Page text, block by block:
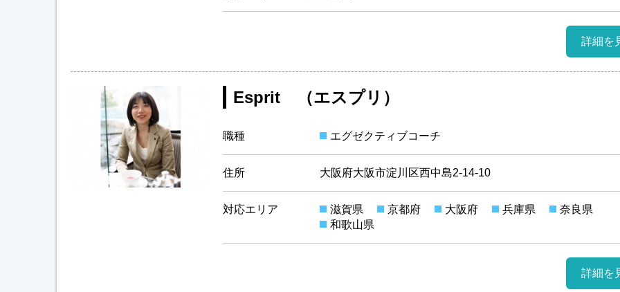
詳細を
Esprit （エスプリ）
職種 エグゼクティブコーチ
住所 大阪府大阪市淀川区西中島2-14-10
対応エリア 滋賀県 京都府 大阪府 兵庫県
奈良県
和歌山県
詳細を